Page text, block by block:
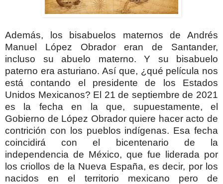
Además, los bisabuelos maternos de Andrés
Manuel López Obrador eran de Santander,
incluso su abuelo materno. Y su bisabuelo
paterno era asturiano. Así que, ¿qué película nos
está contando el presidente de los Estados
Unidos Mexicanos? El 21 de septiembre de 2021
es la fecha en la que, supuestamente, el
Gobierno de López Obrador quiere hacer acto de
contrición con los pueblos indígenas. Esa fecha
coincidirá con el bicentenario de la
independencia de México, que fue liderada por
los criollos de la Nueva España, es decir, por los
nacidos en el territorio mexicano pero de